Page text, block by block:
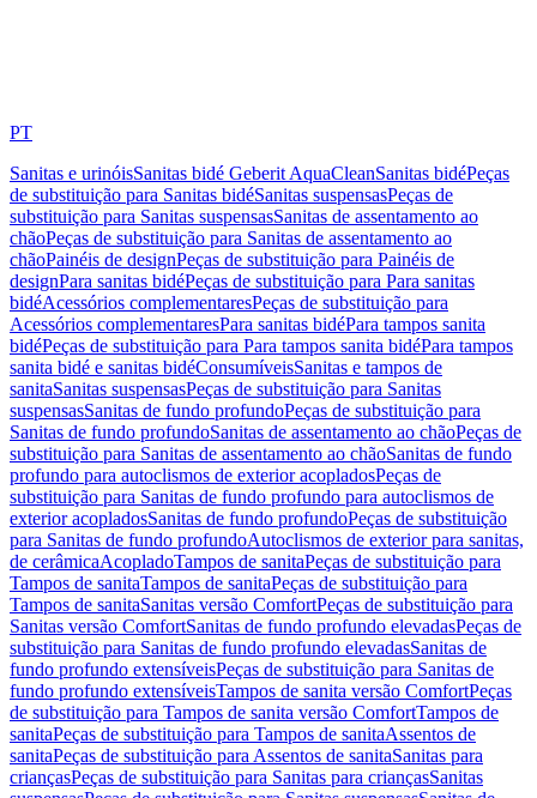
PT
Sanitas e urinóisSanitas bidé Geberit AquaCleanSanitas bidéPeças
de substituição para Sanitas bidéSanitas suspensasPeças de
substituição para Sanitas suspensasSanitas de assentamento ao
chãoPeças de substituição para Sanitas de assentamento ao
chãoPainéis de designPeças de substituição para Painéis de
designPara sanitas bidéPeças de substituição para Para sanitas
bidéAcessórios complementaresPeças de substituição para
Acessórios complementaresPara sanitas bidéPara tampos sanita
bidéPeças de substituição para Para tampos sanita bidéPara tampos
sanita bidé e sanitas bidéConsumíveisSanitas e tampos de
sanitaSanitas suspensasPeças de substituição para Sanitas
suspensasSanitas de fundo profundoPeças de substituição para
Sanitas de fundo profundoSanitas de assentamento ao chãoPeças de
substituição para Sanitas de assentamento ao chãoSanitas de fundo
profundo para autoclismos de exterior acopladosPeças de
substituição para Sanitas de fundo profundo para autoclismos de
exterior acopladosSanitas de fundo profundoPeças de substituição
para Sanitas de fundo profundoAutoclismos de exterior para sanitas,
de cerâmicaAcopladoTampos de sanitaPeças de substituição para
Tampos de sanitaTampos de sanitaPeças de substituição para
Tampos de sanitaSanitas versão ComfortPeças de substituição para
Sanitas versão ComfortSanitas de fundo profundo elevadasPeças de
substituição para Sanitas de fundo profundo elevadasSanitas de
fundo profundo extensíveisPeças de substituição para Sanitas de
fundo profundo extensíveisTampos de sanita versão ComfortPeças
de substituição para Tampos de sanita versão ComfortTampos de
sanitaPeças de substituição para Tampos de sanitaAssentos de
sanitaPeças de substituição para Assentos de sanitaSanitas para
criançasPeças de substituição para Sanitas para criançasSanitas